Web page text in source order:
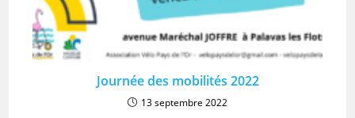
Journée des mobilités 2022
13 septembre 2022